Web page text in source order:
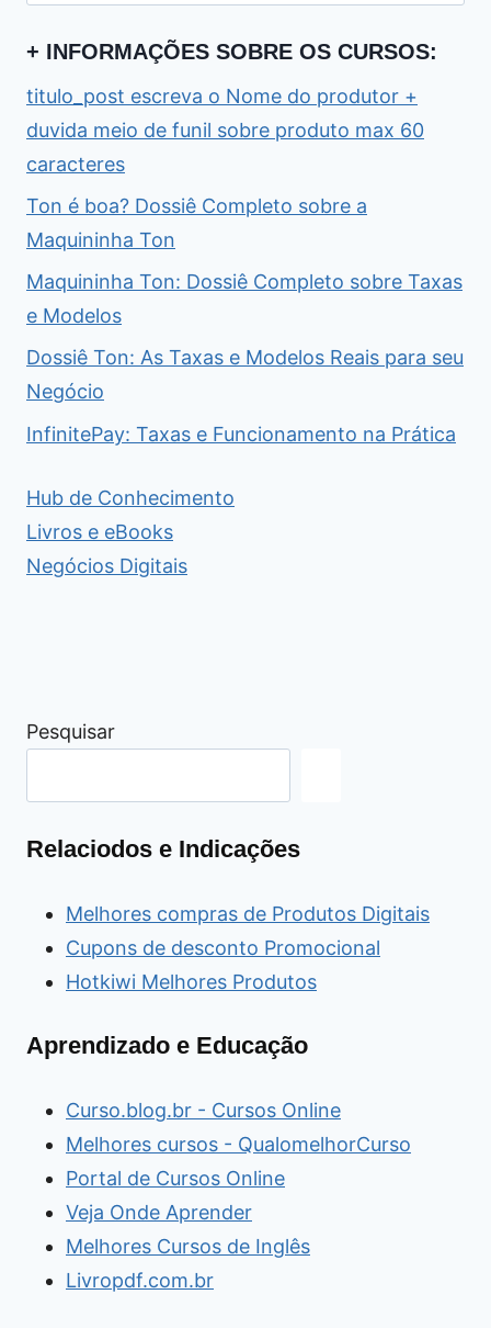
+ INFORMAÇÕES SOBRE OS CURSOS:
titulo_post escreva o Nome do produtor +
duvida meio de funil sobre produto max 60
caracteres
Ton é boa? Dossiê Completo sobre a
Maquininha Ton
Maquininha Ton: Dossiê Completo sobre Taxas
e Modelos
Dossiê Ton: As Taxas e Modelos Reais para seu
Negócio
InfinitePay: Taxas e Funcionamento na Prática
Hub de Conhecimento
Livros e eBooks
Negócios Digitais
Pesquisar
Relaciodos e Indicações
Melhores compras de Produtos Digitais
Cupons de desconto Promocional
Hotkiwi Melhores Produtos
Aprendizado e Educação
Curso.blog.br - Cursos Online
Melhores cursos - QualomelhorCurso
Portal de Cursos Online
Veja Onde Aprender
Melhores Cursos de Inglês
Livropdf.com.br